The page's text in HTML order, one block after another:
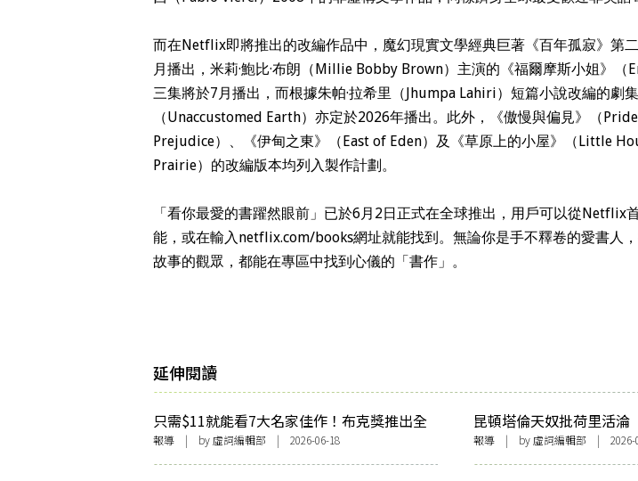
而在Netflix即將推出的改編作品中，魔幻現實文學經典巨著《百年孤寂》第
月播出，米莉·鮑比·布朗（Millie Bobby Brown）主演的《福爾摩斯小姐》（
三集將於7月播出，而根據朱帕·拉希里（Jhumpa Lahiri）短篇小說改編的劇集
（Unaccustomed Earth）亦定於2026年播出。此外，《傲慢與偏見》（
Prejudice）、《伊甸之東》（East of Eden）及《草原上的小屋》（Little
Prairie）的改編版本均列入製作計劃。
「看你最愛的書躍然眼前」已於6月2日正式在全球推出，用戶可以從Netflix
能，或在輸入netflix.com/books網址就能找到。無論你是手不釋卷的愛書人
故事的觀眾，都能在專區中找到心儀的「書作」。
延伸閱讀
只需$11就能看7大名家佳作！布克獎推出全
新短篇小說集 拯救現代人閱讀危機
報導 | by 虛詞編輯部 | 2026-06-18
昆頓塔倫天奴批荷里活淪
稱近6年新片眾多弊病
成唯一佳作
報導 | by 虛詞編輯部 | 2026-